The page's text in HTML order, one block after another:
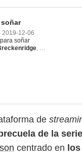
2019-12-06
soñar
, Martin
de
de la serie
centrado en